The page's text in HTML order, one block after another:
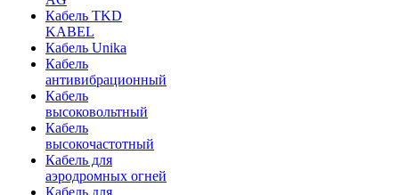
Кабель TKD
KABEL
Кабель Unika
Кабель
антивибрационный
Кабель
высоковольтный
Кабель
высокочастотный
Кабель для
аэродромных огней
Кабель для